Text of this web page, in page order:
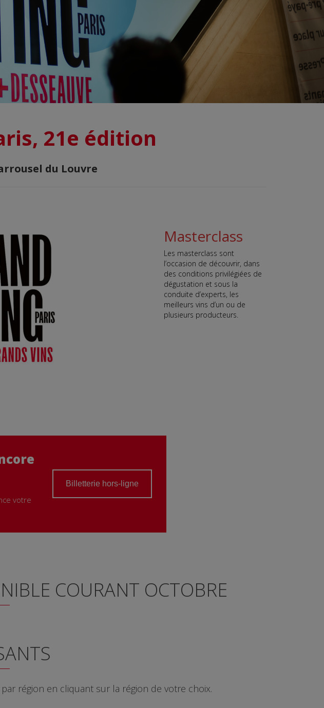
21e édition
du Louvre
Masterclass
Les masterclass sont
l’occasion de découvrir, dans
des conditions privilégiées de
dégustation et sous la
conduite d’experts, les
meilleurs vins d’un ou de
plusieurs producteurs.
votre
Billetterie hors-ligne
COURANT OCTOBRE
région en cliquant sur la région de votre choix.